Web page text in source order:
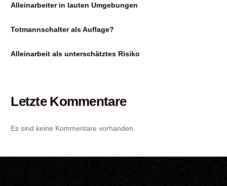
Alleinarbeiter in lauten Umgebungen
Totmannschalter als Auflage?
Alleinarbeit als unterschätztes Risiko
Letzte Kommentare
Es sind keine Kommentare vorhanden.